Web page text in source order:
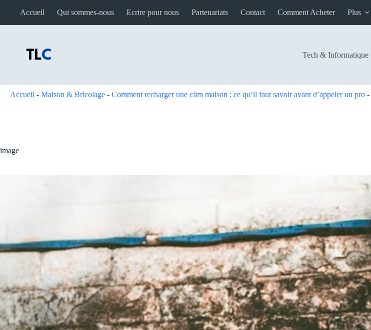
Accueil Qui sommes-nous Ecrire pour nous Partenariats Contact Comment Acheter Plus
Tech & Informatique
Accueil - Maison & Bricolage - Comment recharger une clim maison : ce qu’il faut savoir avant d’appeler un pro -
image